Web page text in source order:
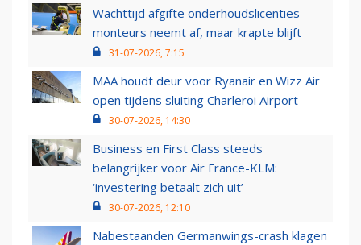
Wachttijd afgifte onderhoudslicenties
monteurs neemt af, maar krapte blijft
31-07-2026, 7:15
MAA houdt deur voor Ryanair en Wizz Air
open tijdens sluiting Charleroi Airport
30-07-2026, 14:30
Business en First Class steeds
belangrijker voor Air France-KLM:
‘investering betaalt zich uit’
30-07-2026, 12:10
Nabestaanden Germanwings-crash klagen